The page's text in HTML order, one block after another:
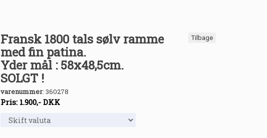
Tilbage
Fransk 1800 tals sølv ramme
med fin patina.
Yder mål : 58x48,5cm.
SOLGT !
varenummer: 360278
Pris: 1.900,- DKK